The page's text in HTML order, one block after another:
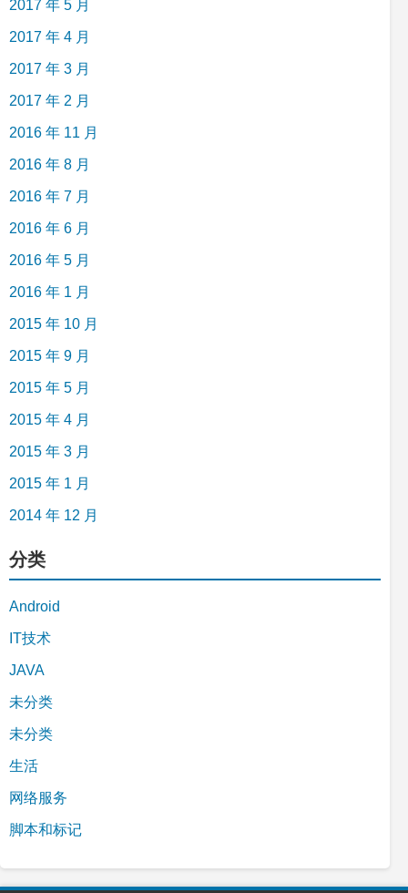
2017 年 5 月
2017 年 4 月
2017 年 3 月
2017 年 2 月
2016 年 11 月
2016 年 8 月
2016 年 7 月
2016 年 6 月
2016 年 5 月
2016 年 1 月
2015 年 10 月
2015 年 9 月
2015 年 5 月
2015 年 4 月
2015 年 3 月
2015 年 1 月
2014 年 12 月
分类
Android
IT技术
JAVA
未分类
未分类
生活
网络服务
脚本和标记